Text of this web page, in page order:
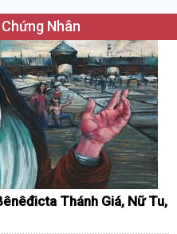
Nhân
Thánh Giá, Nữ Tu,